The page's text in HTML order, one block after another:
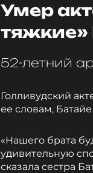
Умер
52-летний
Голливудский
ее словам,
«Нашего брата
удивительную
сказала сестра